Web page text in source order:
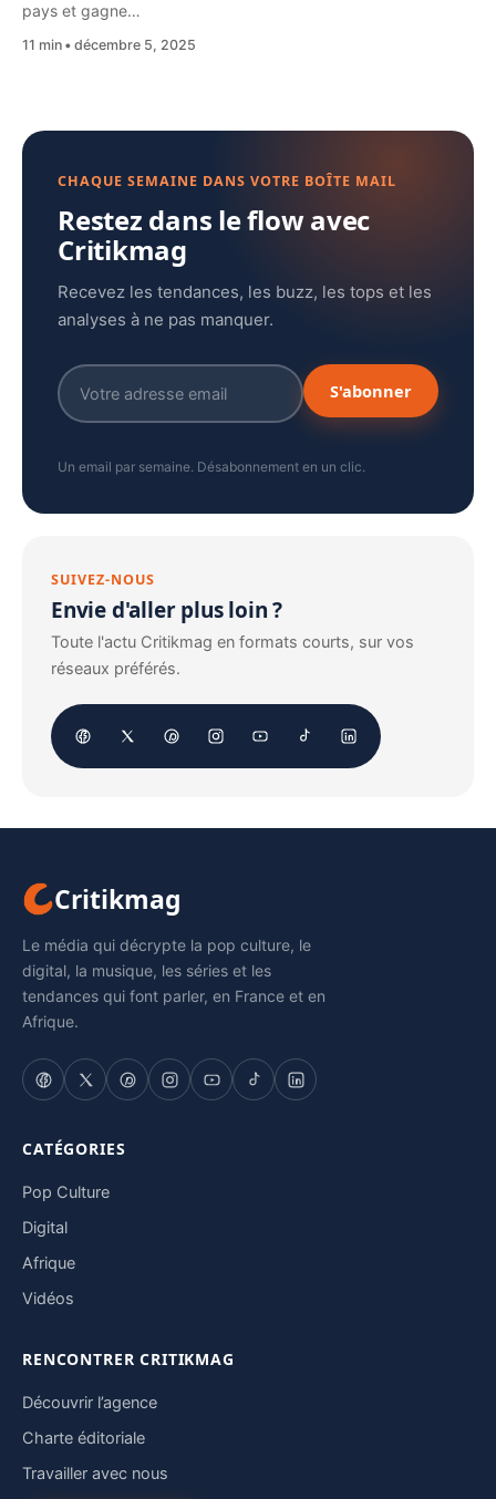
pays et gagne…
11 min décembre 5, 2025
CHAQUE SEMAINE DANS VOTRE BOÎTE MAIL
Restez dans le flow avec
Critikmag
Recevez les tendances, les buzz, les tops et les
analyses à ne pas manquer.
S'abonner
Un email par semaine. Désabonnement en un clic.
SUIVEZ-NOUS
Envie d'aller plus loin ?
Toute l'actu Critikmag en formats courts, sur vos
réseaux préférés.
Critikmag
Le média qui décrypte la pop culture, le
digital, la musique, les séries et les
tendances qui font parler, en France et en
Afrique.
CATÉGORIES
Pop Culture
Digital
Afrique
Vidéos
RENCONTRER CRITIKMAG
Découvrir l’agence
Charte éditoriale
Travailler avec nous